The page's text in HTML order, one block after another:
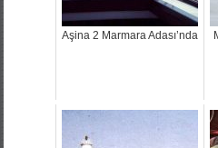
Aşina 2 Marmara Adası’nda